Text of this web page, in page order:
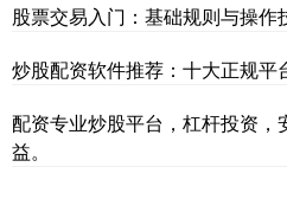
股票交易入门：基础规则与操作
炒股配资软件推荐：十大正规平
配资专业炒股平台，杠杆投资，
益。